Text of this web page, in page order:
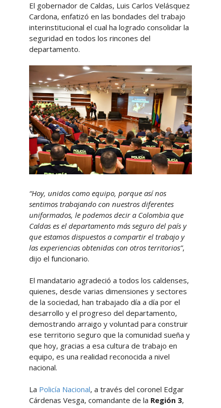
El gobernador de Caldas, Luis Carlos Velásquez
Cardona, enfatizó en las bondades del trabajo
interinstitucional el cual ha logrado consolidar la
seguridad en todos los rincones del
departamento.
“Hoy, unidos como equipo, porque así nos
sentimos trabajando con nuestros diferentes
uniformados, le podemos decir a Colombia que
Caldas es el departamento más seguro del país y
que estamos dispuestos a compartir el trabajo y
las experiencias obtenidas con otros territorios”,
dijo el funcionario.
El mandatario agradeció a todos los caldenses,
quienes, desde varias dimensiones y sectores
de la sociedad, han trabajado día a día por el
desarrollo y el progreso del departamento,
demostrando arraigo y voluntad para construir
ese territorio seguro que la comunidad sueña y
que hoy, gracias a esa cultura de trabajo en
equipo, es una realidad reconocida a nivel
nacional.
La Policía Nacional, a través del coronel Edgar
Cárdenas Vesga, comandante de la Región 3,